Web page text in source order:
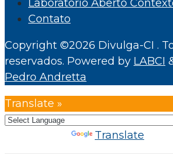
Laboratório Aberto
Contato
Copyright ©2026 Divulga-CI .
reservados. Powered by LABCI
Pedro Andretta
Translate »
Translate